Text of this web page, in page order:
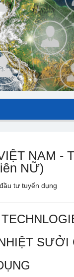
NAM -
NỮ)
tư tuyển dụng
SƯỞI